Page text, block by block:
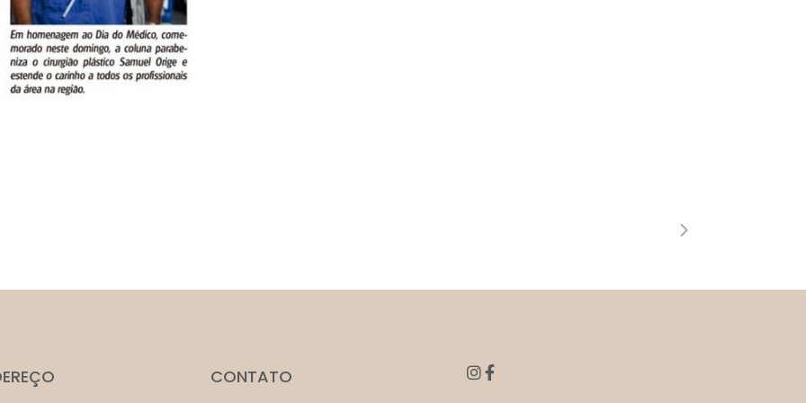
CONTATO